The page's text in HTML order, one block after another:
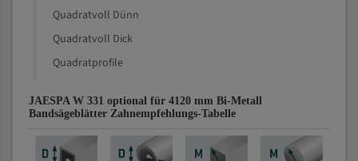
Quadratvoll Dünn
Quadratvoll Dick
Quadratprofile
JAESPA W 331 optional für 4120 mm Bi-Metall
Bandsägeblätter Zahnempfehlungs-Tabelle